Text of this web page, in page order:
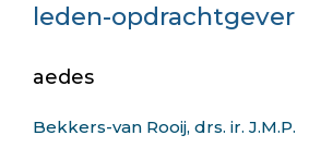
leden-opdrachtgever
aedes
Bekkers-van Rooij, drs. ir. J.M.P.